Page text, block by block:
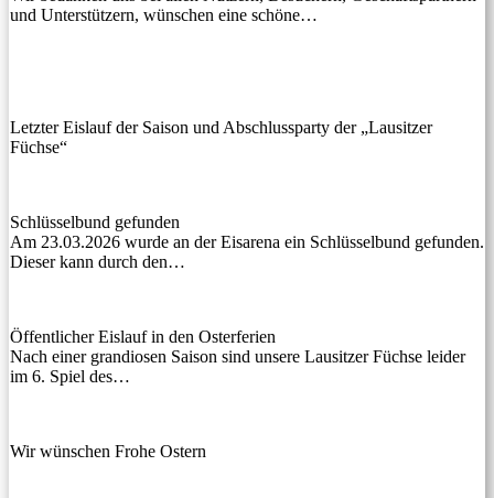
und Unterstützern, wünschen eine schöne…
Letzter Eislauf der Saison und Abschlussparty der „Lausitzer
Füchse“
Schlüsselbund gefunden
Am 23.03.2026 wurde an der Eisarena ein Schlüsselbund gefunden.
Dieser kann durch den…
Öffentlicher Eislauf in den Osterferien
Nach einer grandiosen Saison sind unsere Lausitzer Füchse leider
im 6. Spiel des…
Wir wünschen Frohe Ostern